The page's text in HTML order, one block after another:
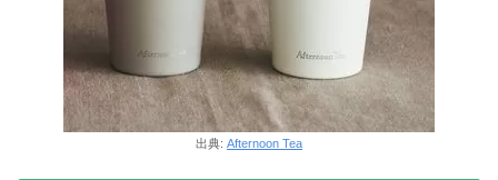
出典: Afternoon Tea